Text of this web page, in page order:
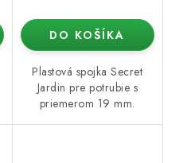
DO KOŠÍKA
Plastová spojka Secret
Jardin pre potrubie s
priemerom 19 mm.